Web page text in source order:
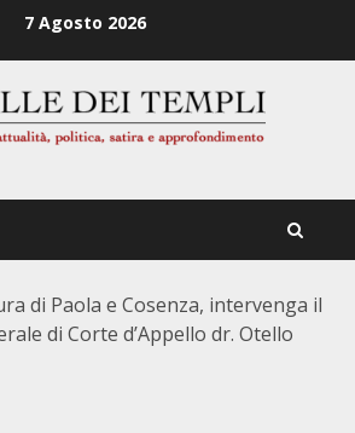
7 Agosto 2026
di Paola e Cosenza, intervenga il
di Corte d’Appello dr. Otello